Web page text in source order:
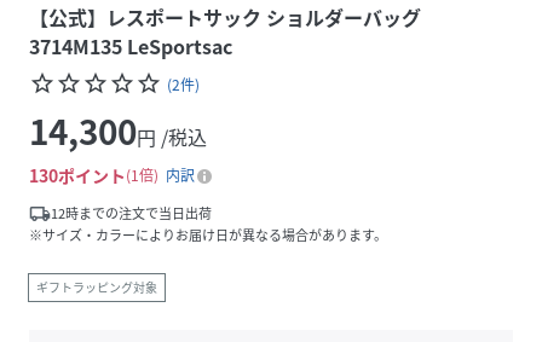
【公式】レスポートサック ショルダーバッグ
3714M135 LeSportsac
star_borderstar_borderstar_borderstar_borderstar_border (2件)
14,300円 /税込
130ポイント 1倍
内訳
local_shipping12時までの注文で当日出荷
※サイズ・カラーによりお届け日が異なる場合があります。
ギフトラッピング対象